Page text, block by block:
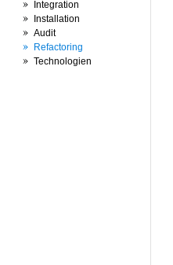
Integration
Installation
Audit
Refactoring
Technologien